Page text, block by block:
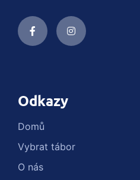
Odkazy
Domů
Vybrat tábor
O nás